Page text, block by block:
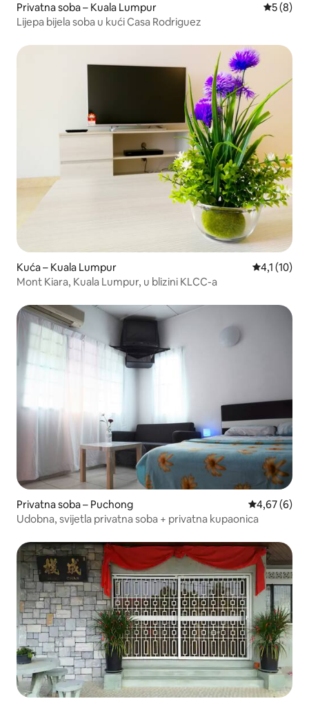
Privatna soba – Kuala Lumpur
5 (8)
Lijepa bijela soba u kući Casa Rodriguez
Kuća – Kuala Lumpur Prosječna
4,1 (10)
Mont Kiara, Kuala Lumpur, u blizini KLCC-a
Privatna soba – Puchong Prosječna
4,67 (6)
Udobna, svijetla privatna soba + privatna kupaonica